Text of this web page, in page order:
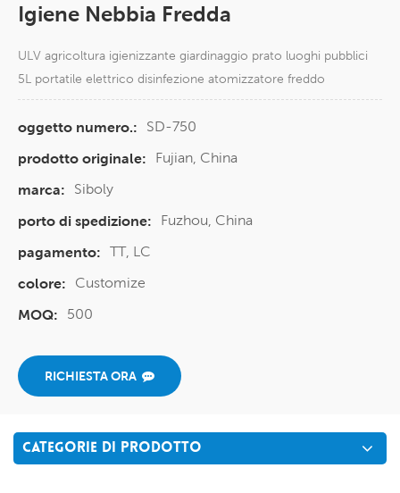
Igiene Nebbia Fredda
ULV agricoltura igienizzante giardinaggio prato luoghi pubblici
5L portatile elettrico disinfezione atomizzatore freddo
oggetto numero.:
SD-750
prodotto originale:
Fujian, China
marca:
Siboly
porto di spedizione:
Fuzhou, China
pagamento: TT, LC
colore:
Customize
MOQ:
500
RICHIESTA ORA
CATEGORIE DI PRODOTTO